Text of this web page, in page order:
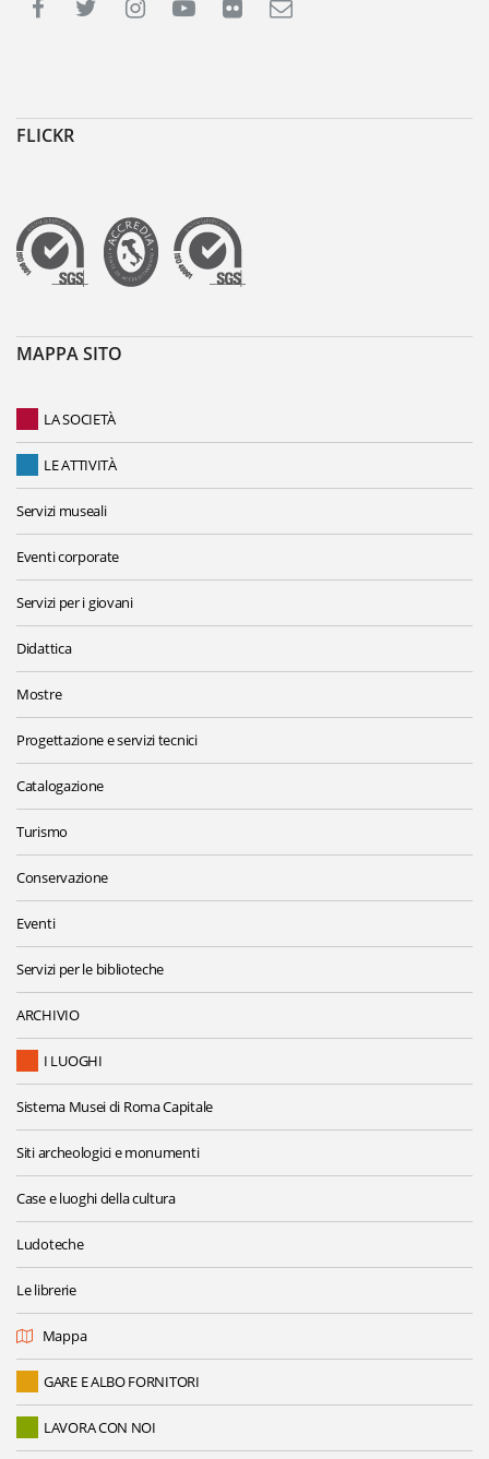
FLICKR
MAPPA SITO
LA SOCIETÀ
LE ATTIVITÀ
Servizi museali
Eventi corporate
Servizi per i giovani
Didattica
Mostre
Progettazione e servizi tecnici
Catalogazione
Turismo
Conservazione
Eventi
Servizi per le biblioteche
ARCHIVIO
I LUOGHI
Sistema Musei di Roma Capitale
Siti archeologici e monumenti
Case e luoghi della cultura
Ludoteche
Le librerie
Mappa
GARE E ALBO FORNITORI
LAVORA CON NOI